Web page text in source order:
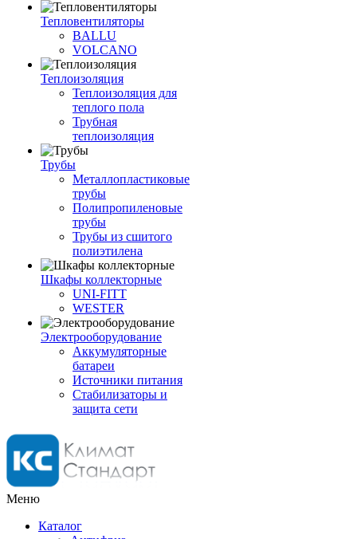
Тепловентиляторы
BALLU
VOLCANO
Теплоизоляция
Теплоизоляция для
теплого пола
Трубная
теплоизоляция
Трубы
Металлопластиковые
трубы
Полипропиленовые
трубы
Трубы из сшитого
полиэтилена
Шкафы коллекторные
UNI-FITT
WESTER
Электрооборудование
Аккумуляторные
батареи
Источники питания
Стабилизаторы и
защита сети
Меню
Каталог